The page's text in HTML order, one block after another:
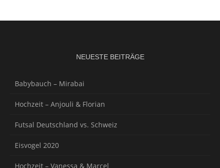
NEUESTE BEITRÄGE
Babybauch – Mirabai
Hochzeit – Anjouli & Florian
Futsal Deutschland vs. Schweiz
Eisvogel 2020
Hochzeit – Vanessa & Marcel